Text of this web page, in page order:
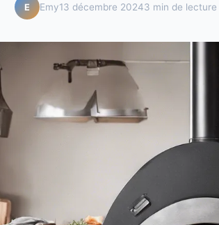
E Emy13 décembre 20243 min de lecture